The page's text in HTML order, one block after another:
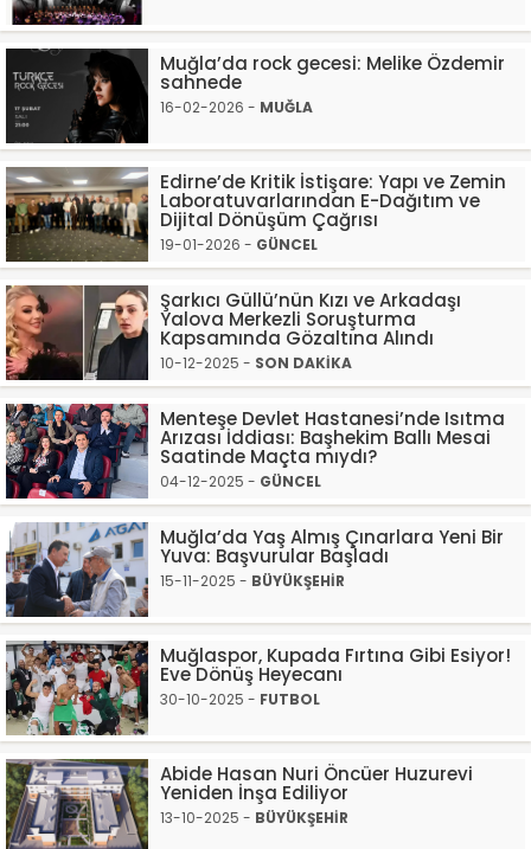
Muğla’da rock gecesi: Melike Özdemir
sahnede
16-02-2026 - MUĞLA
Edirne’de Kritik İstişare: Yapı ve Zemin
Laboratuvarlarından E-Dağıtım ve
Dijital Dönüşüm Çağrısı
19-01-2026 - GÜNCEL
Şarkıcı Güllü’nün Kızı ve Arkadaşı
Yalova Merkezli Soruşturma
Kapsamında Gözaltına Alındı
10-12-2025 - SON DAKİKA
Menteşe Devlet Hastanesi’nde Isıtma
Arızası İddiası: Başhekim Ballı Mesai
Saatinde Maçta mıydı?
04-12-2025 - GÜNCEL
Muğla’da Yaş Almış Çınarlara Yeni Bir
Yuva: Başvurular Başladı
15-11-2025 - BÜYÜKŞEHİR
Muğlaspor, Kupada Fırtına Gibi Esiyor!
Eve Dönüş Heyecanı
30-10-2025 - FUTBOL
Abide Hasan Nuri Öncüer Huzurevi
Yeniden İnşa Ediliyor
13-10-2025 - BÜYÜKŞEHİR